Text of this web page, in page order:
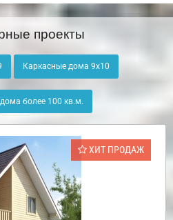
проекты
Каркасные дома 9х10
более 100 кв.м.
ХИТ ПРОДАЖ